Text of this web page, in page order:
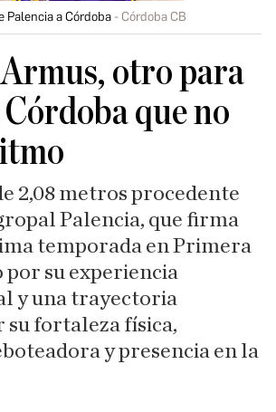
Palencia a Córdoba Córdoba CB
otro para
que no
2,08 metros procedente
Palencia, que firma
temporada en Primera
por su experiencia
y una trayectoria
su fortaleza física,
y presencia en la